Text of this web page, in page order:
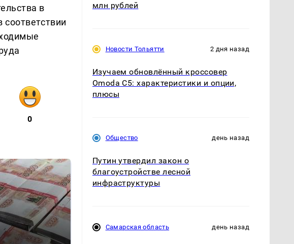
в
0
млн рублей
Новости Тольятти 2 дня назад
Изучаем обновлённый кроссовер
Omoda C5: характеристики и опции,
плюсы
Общество день назад
Путин утвердил закон о
благоустройстве лесной
инфраструктуры
Самарская область день назад